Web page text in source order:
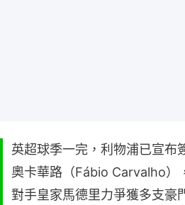
英超球季一完，利物浦已宣布
奧卡華路（Fábio Carvalho）
對手皇家馬德里力爭獲多支豪